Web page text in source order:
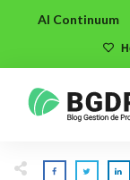
AI Continuum